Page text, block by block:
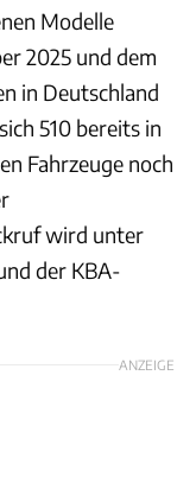
Modelle
2025 und dem
in Deutschland
510 bereits in
Fahrzeuge noch
wird unter
der KBA-
ANZEIGE